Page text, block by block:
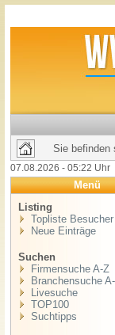
Sie befinden
07.08.2026 - 05:22 Uhr
Menü
Listing
Topliste Besucher
Neue Einträge
Suchen
Firmensuche A-Z
Branchensuche
Livesuche
TOP100
Suchtipps